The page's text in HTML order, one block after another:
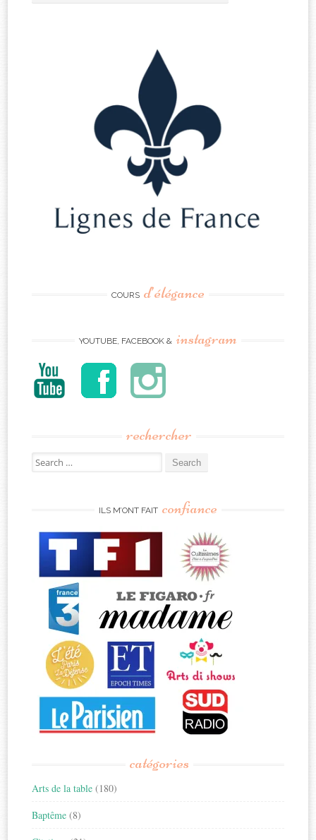
COURS d’élégance
YOUTUBE, FACEBOOK & instagram
rechercher
Search
for:
ILS M’ONT FAIT confiance
catégories
Arts de la table (180)
Baptême (8)